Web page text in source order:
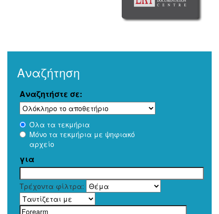
Αναζήτηση
Αναζητήστε σε:
Όλα τα τεκμήρια
Μόνο τα τεκμήρια με ψηφιακό
αρχείο
για
Τρέχοντα φίλτρα: